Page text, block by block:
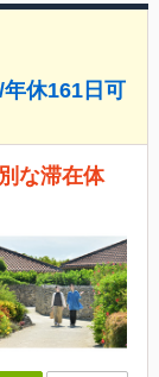
休161日可
な滞在体